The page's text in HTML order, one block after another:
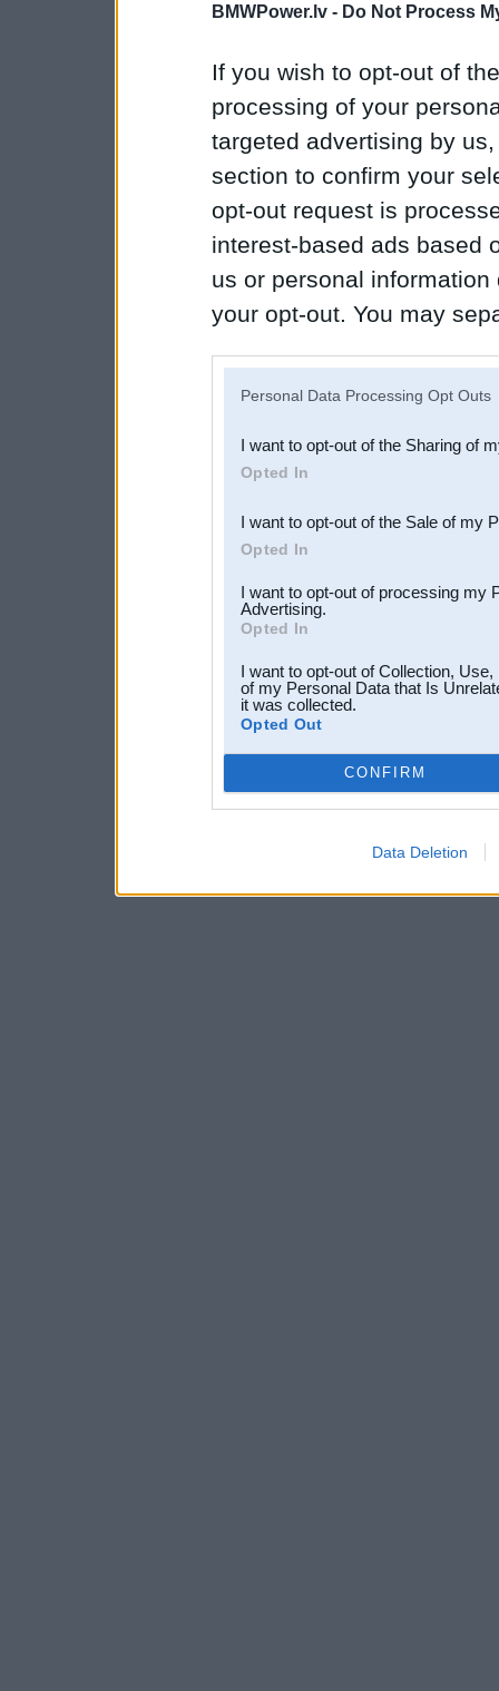
BMWPower.lv - Do Not Process
If you wish to opt-out of
processing of your
targeted advertising by
section to confirm your
opt-out request is
interest-based ads based
us or personal
your opt-out. You may
Downstream Participants
third parties.
Personal Data Processing Opt Outs
I want to opt-out of the Sharing of
Opted In
I want to opt-out of the Sale of my
Opted In
I want to opt-out of processing my
Advertising.
Opted In
I want to opt-out of Collection,
of my Personal Data that Is
it was collected.
Opted Out
CONFIRM
Data Deletion